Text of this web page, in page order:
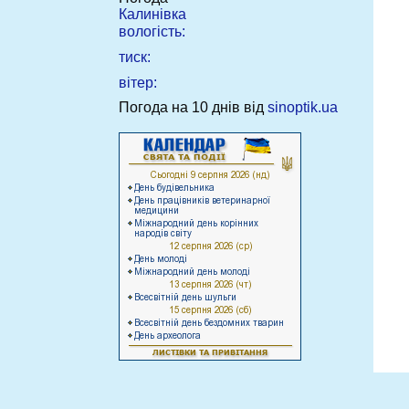
Калинівка
вологість:
тиск:
вітер:
Погода на 10 днів від sinoptik.ua